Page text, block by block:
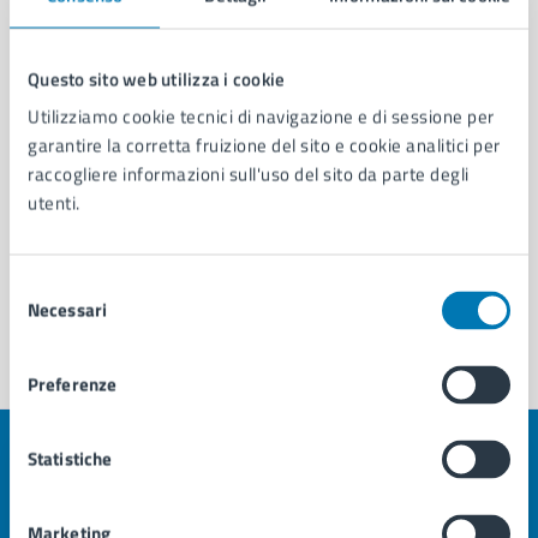
Questo sito web utilizza i cookie
Utilizziamo cookie tecnici di navigazione e di sessione per
garantire la corretta fruizione del sito e cookie analitici per
raccogliere informazioni sull'uso del sito da parte degli
utenti.
delNecessari
Preferenze
Statistiche
Servizio Coordinamento e Segreteria del Consiglio
Comunale
Servizio Comunicazione Istituzionale e Portale
Web
Quanto sono chiare le informazioni su questa